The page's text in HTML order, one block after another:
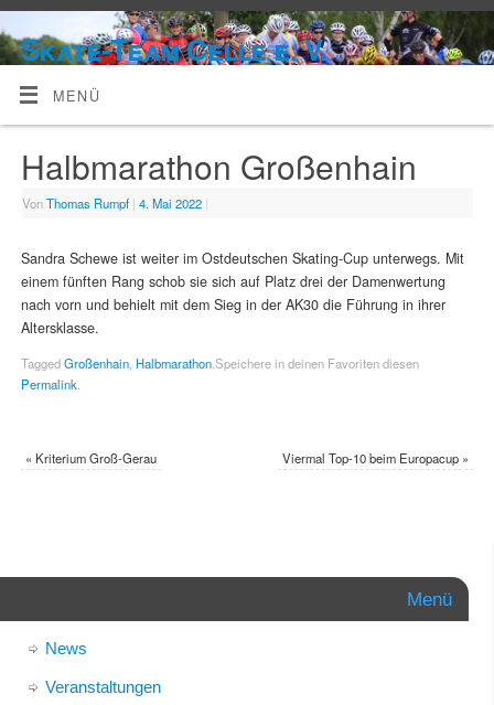
Skate-Team Celle e. V.
MENÜ
Halbmarathon Großenhain
VonThomas Rumpf | 4. Mai 2022 |
Sandra Schewe ist weiter im Ostdeutschen Skating-Cup unterwegs. Mit
einem fünften Rang schob sie sich auf Platz drei der Damenwertung
nach vorn und behielt mit dem Sieg in der AK30 die Führung in ihrer
Altersklasse.
TaggedGroßenhain, Halbmarathon.Speichere in deinen Favoriten diesen
Permalink.
«Kriterium Groß-Gerau Viermal Top-10 beim Europacup »
Menü
News
Veranstaltungen